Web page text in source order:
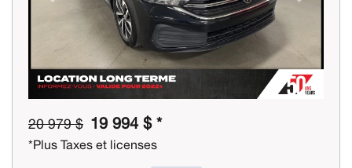
Previous Next
20 979 $ 19 994 $ *
*Plus Taxes et licenses